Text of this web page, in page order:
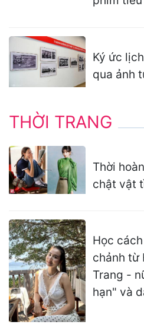
Ký ức
qua ảnh
THỜI TRANG
Thời
chật vật
Học
chảnh từ
Trang -
hạn" và